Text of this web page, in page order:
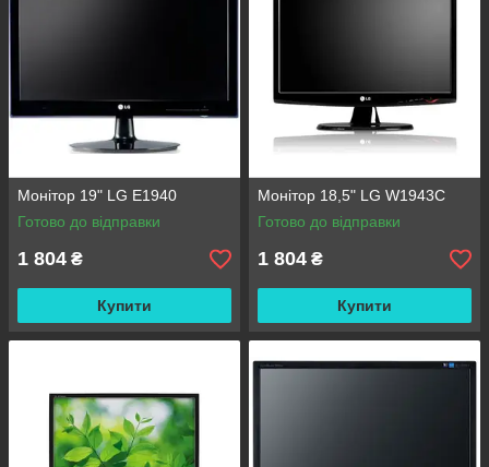
Монітор 19" LG E1940
Готово до відправки
1 804 ₴
Купити
Монітор 18,5" LG W1943C
Готово до відправки
1 804 ₴
Купити